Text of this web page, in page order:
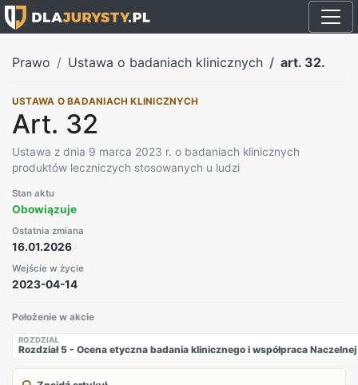
Prawo Ustawa o badaniach klinicznych art. 32.
USTAWA O BADANIACH KLINICZNYCH
Art. 32
Ustawa z dnia 9 marca 2023 r. o badaniach klinicznych
produktów leczniczych stosowanych u ludzi
Stan aktu
Obowiązuje
Ostatnia zmiana
16.01.2026
Wejście w życie
2023-04-14
Położenie w akcie
ROZDZIAŁ
Rozdział 5 - Ocena etyczna badania klinicznego i współpraca